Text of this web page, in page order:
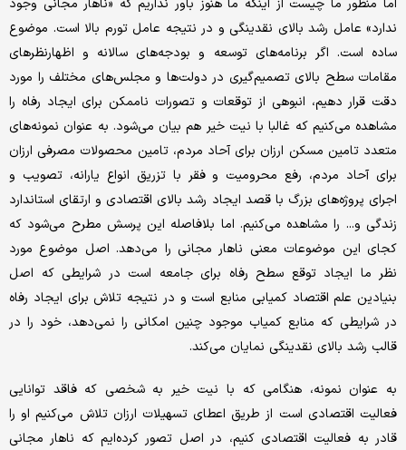
اما منظور ما چیست از اینکه ما هنوز باور نداریم که «ناهار مجانی وجود
ندارد» عامل رشد بالای نقدینگی و در نتیجه عامل تورم بالا است. موضوع
ساده است. اگر برنامه‌های توسعه و بودجه‌های سالانه و اظهارنظرهای
مقامات سطح بالای تصمیم‌گیری در دولت‌ها و مجلس‌‌های مختلف را مورد
دقت قرار دهیم، انبوهی از توقعات و تصورات ناممکن برای ایجاد رفاه را
مشاهده می‌‌کنیم که غالبا با نیت خیر هم بیان می‌شود. به عنوان نمونه‌های
متعدد تامین مسکن ارزان برای آحاد مردم، تامین محصولات مصرفی ارزان
برای آحاد مردم، رفع محرومیت و فقر با تزریق انواع یارانه، تصویب و
اجرای پروژه‌های بزرگ با قصد ایجاد رشد بالای اقتصادی و ارتقای استاندارد
زندگی و... را مشاهده می‌‌کنیم. اما بلافاصله این پرسش مطرح می‌شود که
کجای این موضوعات معنی ناهار مجانی را می‌دهد. اصل موضوع مورد
نظر ما ایجاد توقع سطح رفاه برای جامعه است در شرایطی که اصل
بنیادین علم اقتصاد کمیابی منابع است و در نتیجه تلاش برای ایجاد رفاه
در شرایطی که منابع کمیاب موجود چنین امکانی را نمی‌دهد، خود را در
قالب رشد بالای نقدینگی نمایان می‌‌کند.
به عنوان نمونه، هنگامی که با نیت خیر به شخصی که فاقد توانایی
فعالیت اقتصادی است از طریق اعطای تسهیلات ارزان تلاش می‌‌کنیم او را
قادر به فعالیت اقتصادی کنیم، در اصل تصور کرده‌‌ایم که ناهار مجانی